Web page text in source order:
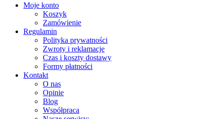
Moje konto
Koszyk
Zamówienie
Regulamin
Polityka prywatności
Zwroty i reklamacje
Czas i koszty dostawy
Formy płatności
Kontakt
O nas
Opinie
Blog
Współpraca